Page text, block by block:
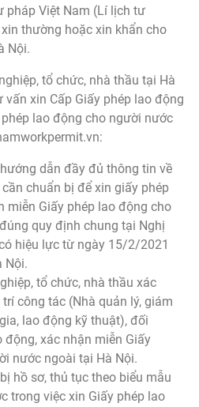
pháp Việt Nam (Lí lịch tư
thường hoặc xin khẩn cho
Nội.
tổ chức, nhà thầu tại Hà
xin Cấp Giấy phép lao động
lao động cho người nước
dẫn đầy đủ thông tin về
chuẩn bị để xin giấy phép
miễn Giấy phép lao động cho
quy định chung tại Nghị
hiệu lực từ ngày 15/2/2021
Nội.
tổ chức, nhà thầu xác
công tác (Nhà quản lý, giám
lao động kỹ thuật), đối
xác nhận miễn Giấy
nước ngoài tại Hà Nội.
hồ sơ, thủ tục theo biểu mẫu
trong việc xin Giấy phép lao